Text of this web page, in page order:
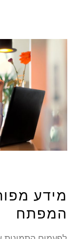
מידע
המפתח